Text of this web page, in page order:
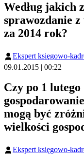
Według jakich
sprawozdanie
za 2014 rok?
Ekspert księgowo-
09.01.2015 | 00:22
Czy po 1 lutego
mogą być
wielkości
Ekspert księgowo-